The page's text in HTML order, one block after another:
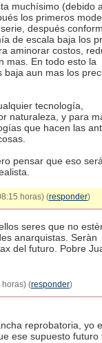
muchísimo (debido
los primeros
después
de escala baja los
aminorar costos,
mas. En todo esto la
aun mas los
tecnología,
naturaleza, y para
que hacen las
pensar que eso
horas) (responder)
seres que no
anarquistas. Seràn
del futuro. Pobre
horas) (responder)
reprobatoria, yo
ese supuesto futuro